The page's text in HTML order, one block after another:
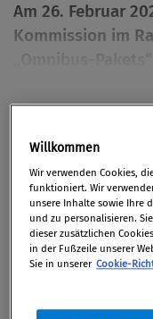
Am 26. Februar
Kommission im
VonJohannes
11. April 2025
Empfehlungen
Willkommen
Wir verwenden Cookies,
funktioniert. Wir
unsere Inhalte sowie Ihre
und zu personalisieren.
dieser zusätzlichen
in der Fußzeile unserer
Sie in unserer Cookie-